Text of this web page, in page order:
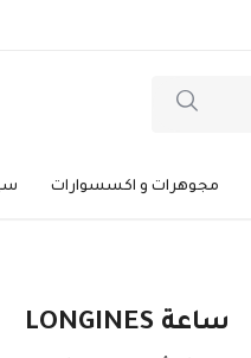
مجوهرات و اكسسوارات
ساعة LONGINES